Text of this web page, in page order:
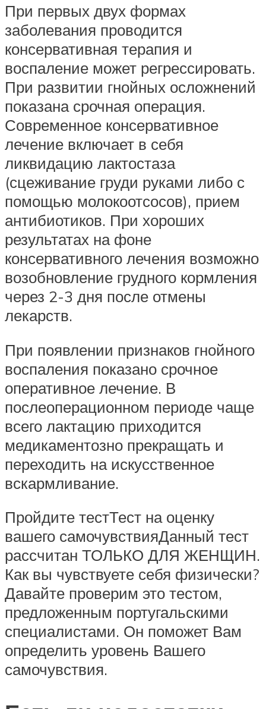
При первых двух формах
заболевания проводится
консервативная терапия и
воспаление может регрессировать.
При развитии гнойных осложнений
показана срочная операция.
Современное консервативное
лечение включает в себя
ликвидацию лактостаза
(сцеживание груди руками либо с
помощью молокоотсосов), прием
антибиотиков. При хороших
результатах на фоне
консервативного лечения возможно
возобновление грудного кормления
через 2-3 дня после отмены
лекарств.
При появлении признаков гнойного
воспаления показано срочное
оперативное лечение. В
послеоперационном периоде чаще
всего лактацию приходится
медикаментозно прекращать и
переходить на искусственное
вскармливание.
Пройдите тестТест на оценку
вашего самочувствияДанный тест
рассчитан ТОЛЬКО ДЛЯ ЖЕНЩИН.
Как вы чувствуете себя физически?
Давайте проверим это тестом,
предложенным португальскими
специалистами. Он поможет Вам
определить уровень Вашего
самочувствия.